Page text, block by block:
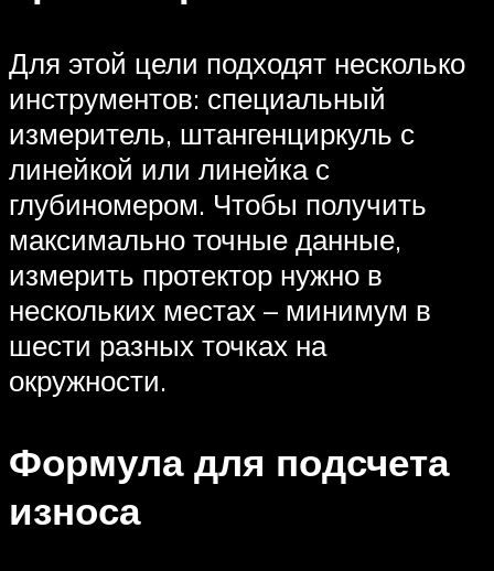
Для этой цели подходят несколько
инструментов: специальный
измеритель, штангенциркуль с
линейкой или линейка с
глубиномером. Чтобы получить
максимально точные данные,
измерить протектор нужно в
нескольких местах – минимум в
шести разных точках на
окружности.
Формула для подсчета
износа